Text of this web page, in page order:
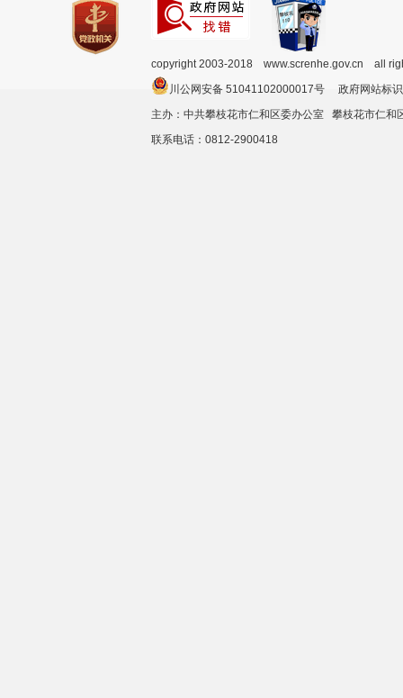
copyright 2003-2018 www.screnhe.gov.cn all
川公网安备 51041102000017号 政府网站
主办：中共攀枝花市仁和区委办公室 攀枝花市仁
联系电话：0812-2900418